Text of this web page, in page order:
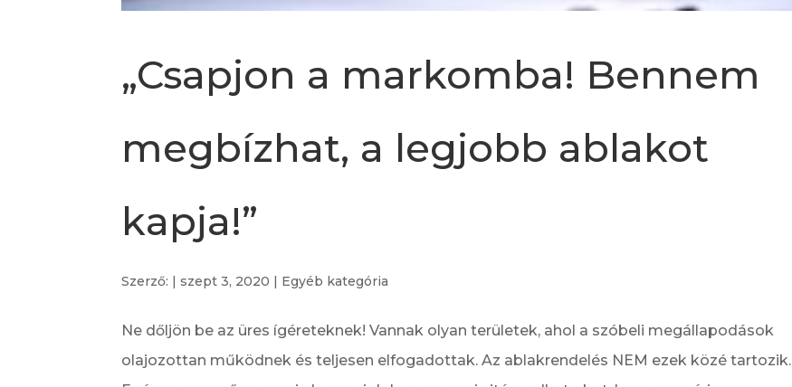
„Csapjon a markomba! Bennem
megbízhat, a legjobb ablakot
kapja!”
Szerző: |szept 3, 2020 | Egyéb kategória
Ne dőljön be az üres ígéreteknek! Vannak olyan területek, ahol a szóbeli megállapodások
olajozottan működnek és teljesen elfogadottak. Az ablakrendelés NEM ezek közé tartozik.